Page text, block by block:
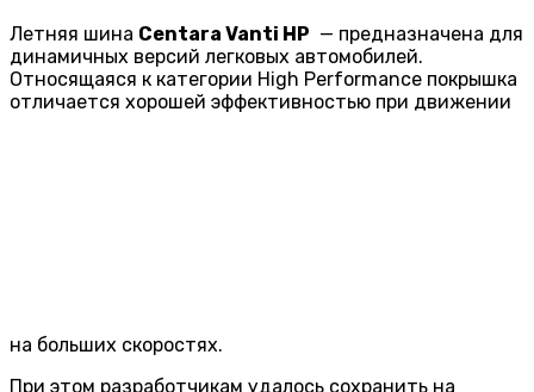
Летняя шина Centara Vanti HP — предназначена для
динамичных версий легковых автомобилей.
Относящаяся к категории High Performance покрышка
отличается хорошей эффективностью при движении
на больших скоростях.
При этом разработчикам удалось сохранить на